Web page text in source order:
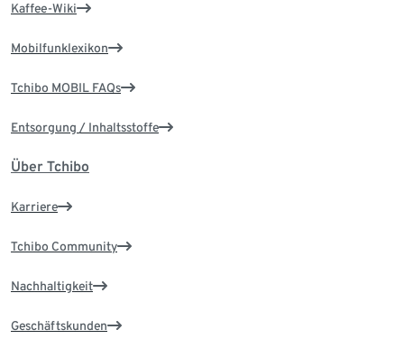
Kaffee-Wiki
Mobilfunklexikon
Tchibo MOBIL FAQs
Entsorgung / Inhaltsstoffe
Über Tchibo
Karriere
Tchibo Community
Nachhaltigkeit
Geschäftskunden